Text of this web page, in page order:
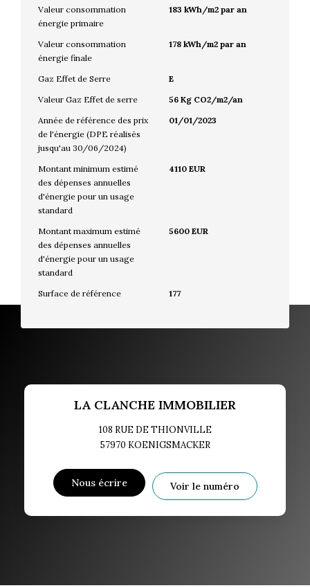
Valeur consommation
énergie primaire
183 kWh/m2 par an
Valeur consommation
énergie finale
178 kWh/m2 par an
Gaz Effet de Serre
E
Valeur Gaz Effet de serre
56 Kg CO2/m2/an
Année de référence des prix
de l'énergie (DPE réalisés
jusqu'au 30/06/2024)
01/01/2023
Montant minimum estimé
des dépenses annuelles
d'énergie pour un usage
standard
4110 EUR
Montant maximum estimé
des dépenses annuelles
d'énergie pour un usage
standard
5600 EUR
Surface de référence 177
LA CLANCHE IMMOBILIER
108 RUE DE THIONVILLE
57970 KOENIGSMACKER
Nous écrire Voir le numéro